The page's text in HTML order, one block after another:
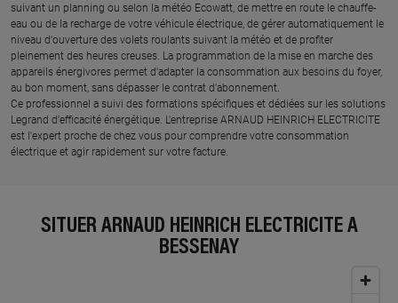
suivant un planning ou selon la météo Ecowatt, de mettre en route le chauffe-
eau ou de la recharge de votre véhicule électrique, de gérer automatiquement le
niveau d'ouverture des volets roulants suivant la météo et de profiter
pleinement des heures creuses. La programmation de la mise en marche des
appareils énergivores permet d'adapter la consommation aux besoins du foyer,
au bon moment, sans dépasser le contrat d'abonnement.
Ce professionnel a suivi des formations spécifiques et dédiées sur les solutions
Legrand d'efficacité énergétique. L'entreprise ARNAUD HEINRICH ELECTRICITE
est l'expert proche de chez vous pour comprendre votre consommation
électrique et agir rapidement sur votre facture.
SITUER ARNAUD HEINRICH ELECTRICITE À
BESSENAY